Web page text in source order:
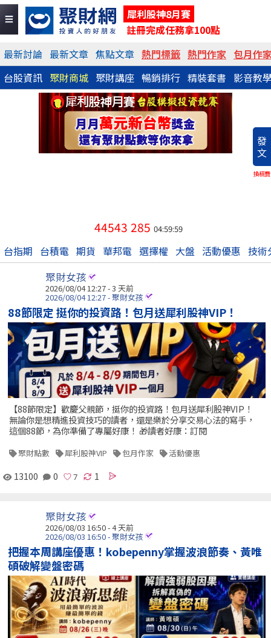
犀利股神8月賽
註冊完成任務拿100點
最新討論 最新文章 焦點文章 熱門標籤 熱門作家 包月作
台股資訊 聚財商城 聚財講座 暢銷排行 精裝套書 影音教
發
文
換稿費
44543 285 04:59:59
台指期 台積電 期貨 華邦電 選擇權 大盤 活動優惠 技術
聚財女孩
2026/08/04 12:27 - 3 天前
2026/08/04 12:27 - 聚財女孩
88節限定 挺你的投資路！包月送犀利股神VIP！
【88節限定】歡慶父親節，挺你的投資路！包月送犀利股神VIP！
無論你是想精進投資技巧的讀者，還是樂於分享交易心法的寫手，
這個88節，為你準備了專屬好康！ 🎁讀者好康：訂閱
聚財點數 犀利股神VIP 包月作家 活動優惠
13100 0 1
聚財女孩
2026/08/03 16:50 - 4 天前
2026/08/03 16:50 - 聚財女孩
把握本周講座優惠！kobepenny掌握波浪節奏、黃唯
碩破解變盤密碼